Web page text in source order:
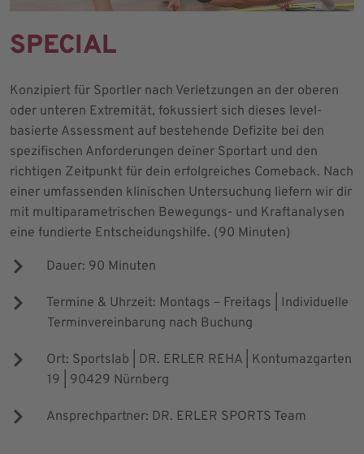
SPECIAL
Konzipiert für Sportler nach Verletzungen an der oberen
oder unteren Extremität, fokussiert sich dieses level-
basierte Assessment auf bestehende Defizite bei den
spezifischen Anforderungen deiner Sportart und den
richtigen Zeitpunkt für dein erfolgreiches Comeback. Nach
einer umfassenden klinischen Untersuchung liefern wir dir
mit multiparametrischen Bewegungs- und Kraftanalysen
eine fundierte Entscheidungshilfe. (90 Minuten)
Dauer: 90 Minuten
Termine & Uhrzeit: Montags – Freitags | Individuelle
Terminvereinbarung nach Buchung
Ort: Sportslab | DR. ERLER REHA | Kontumazgarten
19 | 90429 Nürnberg
Ansprechpartner: DR. ERLER SPORTS Team